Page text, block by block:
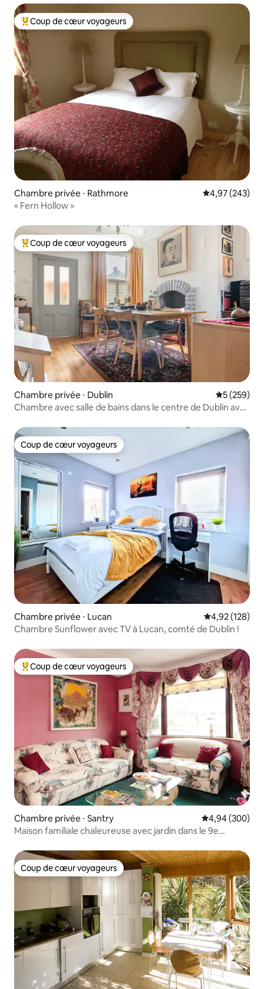
Coups de cœur voyageurs les plus appréciés
Coup de cœur voyageurs
Chambre privée ⋅ Rathmore Évaluation
4,97 (243)
« Fern Hollow »
Coups de cœur voyageurs les plus appréciés
Coup de cœur voyageurs
Chambre privée ⋅ Dublin Évaluation
5 (259)
Chambre avec salle de bains dans le centre de Dublin avec
Coup de cœur voyageurs
Coup de cœur voyageurs
Chambre privée ⋅ Lucan Évaluation
4,92 (128)
Chambre Sunflower avec TV à Lucan, comté de Dublin !
Coups de cœur voyageurs les plus appréciés
Coup de cœur voyageurs
Chambre privée ⋅ Santry Évaluation
4,94 (300)
Maison familiale chaleureuse avec jardin dans le 9e
Coup de cœur voyageurs
Coup de cœur voyageurs